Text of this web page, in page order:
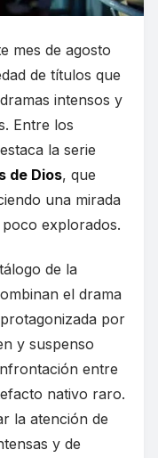
mes de agosto
de títulos que
intensos y
Entre los
la serie
de Dios, que
una mirada
explorados.
de la
el drama
por
y suspenso
entre
nativo raro.
la atención de
y de